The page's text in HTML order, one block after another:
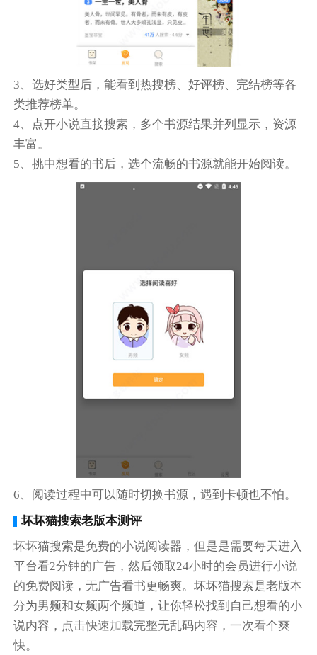
3、选好类型后，能看到热搜榜、好评榜、完结榜等各
类推荐榜单。
4、点开小说直接搜索，多个书源结果并列显示，资源
丰富。
5、挑中想看的书后，选个流畅的书源就能开始阅读。
6、阅读过程中可以随时切换书源，遇到卡顿也不怕。
坏坏猫搜索老版本测评
坏坏猫搜索是免费的小说阅读器，但是是需要每天进入
平台看2分钟的广告，然后领取24小时的会员进行小说
的免费阅读，无广告看书更畅爽。坏坏猫搜索是老版本
分为男频和女频两个频道，让你轻松找到自己想看的小
说内容，点击快速加载完整无乱码内容，一次看个爽
快。